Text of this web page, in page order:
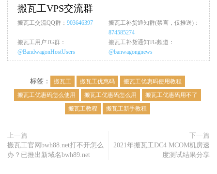
搬瓦工VPS交流群
搬瓦工交流QQ群： 903646397
搬瓦工补货通知群(禁言，仅推送)：
874585274
搬瓦工用户TG群：
@BandwagonHostUsers
搬瓦工补货通知TG频道：
@banwagongnews
标签： 搬瓦工 搬瓦工优惠码
搬瓦工优惠码使用教程
搬瓦工优惠码怎么使用
搬瓦工优惠码怎么用
搬瓦工优惠码用不了
搬瓦工教程
搬瓦工新手教程
上一篇
搬瓦工官网bwh88.net打不开怎么
办？已推出新域名bwh89.net
下一篇
2021年搬瓦工DC4 MCOM机房速
度测试结果分享